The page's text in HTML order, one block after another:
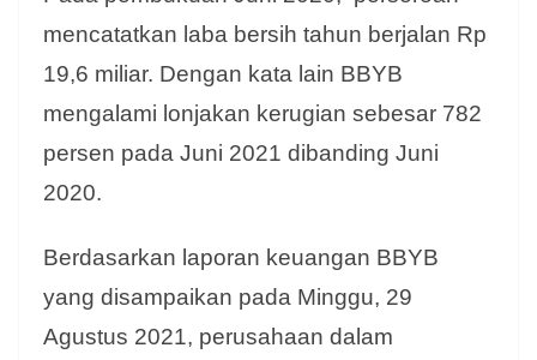
mencatatkan laba bersih tahun berjalan Rp
19,6 miliar. Dengan kata lain BBYB
mengalami lonjakan kerugian sebesar 782
persen pada Juni 2021 dibanding Juni
2020.
Berdasarkan laporan keuangan BBYB
yang disampaikan pada Minggu, 29
Agustus 2021, perusahaan dalam